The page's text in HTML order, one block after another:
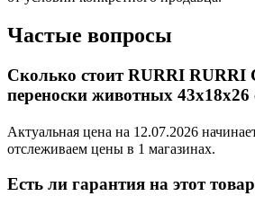
Частые вопросы
Сколько стоит RURRI RURRI
переноски животных 43х18х26
Актуальная цена на 12.07.2026
отслеживаем цены в 1 магазинах.
Есть ли гарантия на этот